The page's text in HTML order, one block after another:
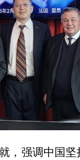
，强调中国